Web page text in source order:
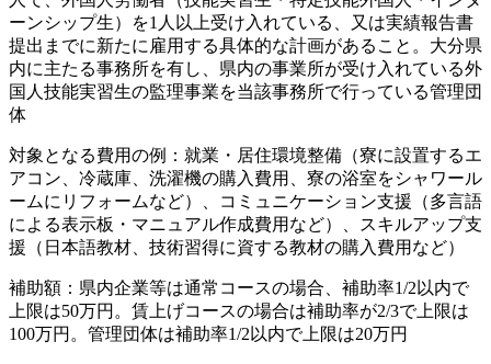
ーンシップ生）を1人以上受け入れている、又は実績報告書
提出までに新たに雇用する具体的な計画があること。大分県
内に主たる事務所を有し、県内の事業所が受け入れている外
国人技能実習生の監理事業を当該事務所で行っている管理団
体
対象となる費用の例：就業・居住環境整備（寮に設置するエ
アコン、冷蔵庫、洗濯機の購入費用、寮の浴室をシャワール
ームにリフォームなど）、コミュニケーション支援（多言語
による表示板・マニュアル作成費用など）、スキルアップ支
援（日本語教材、技術習得に資する教材の購入費用など）
補助額：県内企業等は通常コースの場合、補助率1/2以内で
上限は50万円。賃上げコースの場合は補助率が2/3で上限は
100万円。管理団体は補助率1/2以内で上限は20万円